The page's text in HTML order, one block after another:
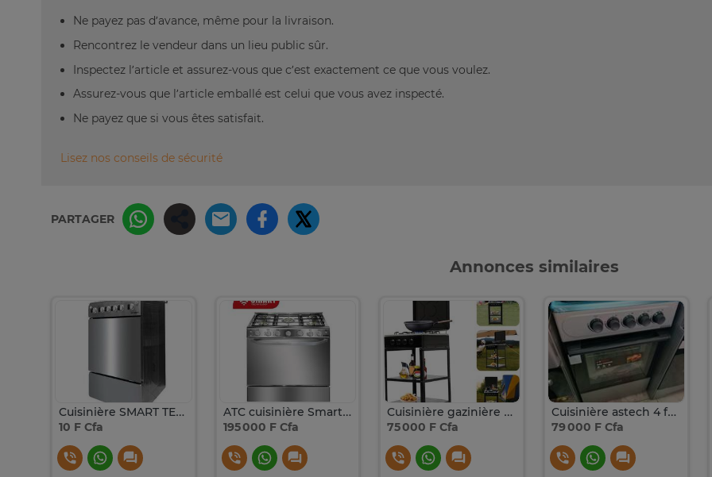
Ne payez pas d’avance, même pour la livraison.
Rencontrez le vendeur dans un lieu public sûr.
Inspectez l’article et assurez-vous que c’est exactement ce que vous voulez.
Assurez-vous que l’article emballé est celui que vous avez inspecté.
Ne payez que si vous êtes satisfait.
Lisez nos conseils de sécurité
PARTAGER
Annonces similaires
Cuisinière SMART TECHNOLOGY STC 5050I
10 F Cfa
ATC cuisinière Smart technology 5 feux Inox
195 000 F Cfa
Cuisinière gazinière - 4 Feux
75 000 F Cfa
Cuisinière astech 4 feux
79 000 F Cfa